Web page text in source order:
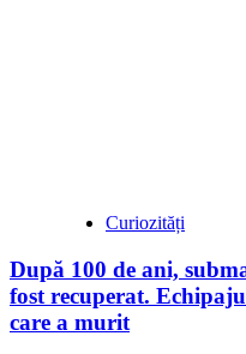
Curiozități
După 100 de ani,
fost recuperat.
care a murit